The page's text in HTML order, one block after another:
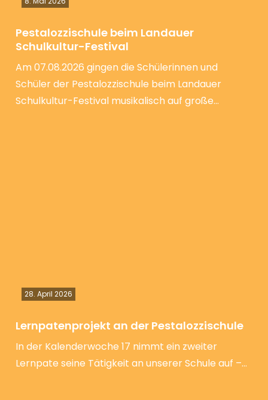
Pestalozzischule beim Landauer
Schulkultur-Festival
Am 07.08.2026 gingen die Schülerinnen und
Schüler der Pestalozzischule beim Landauer
Schulkultur-Festival musikalisch auf große…
28. April 2026
Lernpatenprojekt an der Pestalozzischule
In der Kalenderwoche 17 nimmt ein zweiter
Lernpate seine Tätigkeit an unserer Schule auf –…